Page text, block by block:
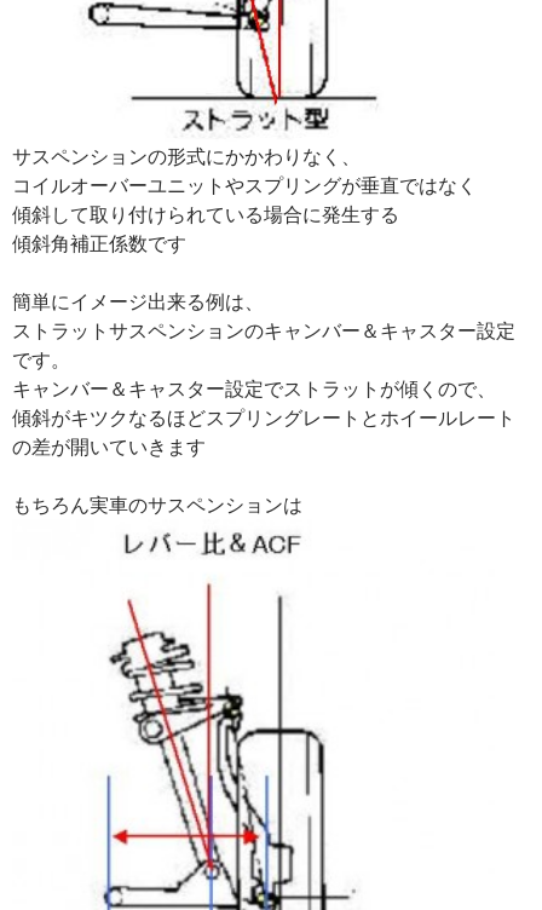
サスペンションの形式にかかわりなく、
コイルオーバーユニットやスプリングが垂直ではなく
傾斜して取り付けられている場合に発生する
傾斜角補正係数です
簡単にイメージ出来る例は、
ストラットサスペンションのキャンバー＆キャスター設定
です。
キャンバー＆キャスター設定でストラットが傾くので、
傾斜がキツクなるほどスプリングレートとホイールレート
の差が開いていきます
もちろん実車のサスペンションは